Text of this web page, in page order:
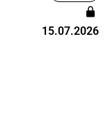
15.07.2026